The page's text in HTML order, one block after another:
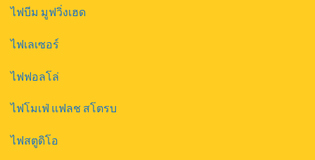
ไฟบีม มูฟวิ่งเฮด
ไฟเลเซอร์
ไฟฟอลโล่
ไฟโมเฟ่ แฟลช สโตรบ
ไฟสตูดิโอ